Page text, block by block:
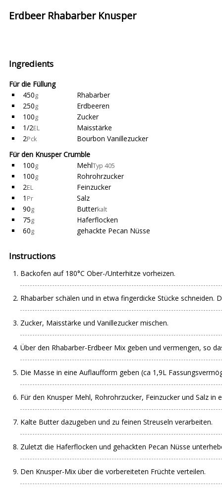
Erdbeer Rhabarber Knusper
Ingredients
Für die Füllung
450g
Rhabarber
250g
Erdbeeren
100g
Zucker
1/2EL
Maisstärke
2Pck
Bourbon Vanillezucker
Für den Knusper Crumble
100g MehlTyp 405
100g
Rohrohrzucker
2EL
Feinzucker
1 Pr
Salz
90g Butterkalt
75g
Haferflocken
60g gehackte Pecan Nüsse
Instructions
Backofen auf 180°C Ober-/Unterhitze vorheizen.
Rhabarber schälen und in etwa fingerdicke Stücke schneiden.
Zucker, Maisstärke und Vanillezucker mischen.
Über den Rhabarber-Erdbeer Mix geben und vermengen, so
Die Masse in eine Auflaufform geben (ca 1,9L
Für den Knusper Mehl, Rohrohrzucker, Feinzucker und Salz in
Kalte Butter dazugeben und zu feinen Streuseln verarbeiten.
Zuletzt die Haferflocken und gehackten Pecan Nüsse
Den Knusper-Mix über die vorbereiteten Früchte verteilen.